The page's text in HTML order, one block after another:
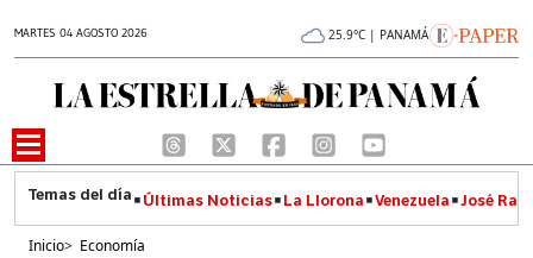
MARTES 04 AGOSTO 2026 25.9°C | PANAMÁ
Últimas Noticias La Llorona Venezuela José
Inicio> Economía